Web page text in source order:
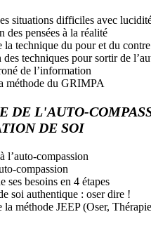
situations difficiles avec
des pensées à la réalité
la technique du pour et du contre
techniques pour sortir de
de l’information
méthode du GRIMPA
DE L'AUTO-
DE SOI
l’auto-compassion
compassion
ses besoins en 4 étapes
soi authentique : oser dire !
méthode JEEP (Oser,